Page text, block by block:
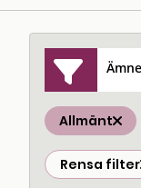
Allmänt
Rensa filter